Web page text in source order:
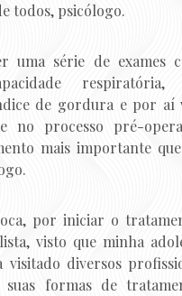
todos, psicólogo.
uma série de exames
respiratória,
de gordura e por aí
no processo pré-
mais importante
por iniciar o
visto que minha
visitado diversos
suas formas de